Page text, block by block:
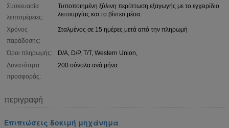
Συσκευασία
λεπτομέρειες:
Τυποποιημένη ξύλινη περίπτωση εξαγωγής με το εγχειρίδιο
λειτουργίας και το βίντεο μέσα.
Χρόνος
παράδοσης:
Σταλμένος σε 15 ημέρες μετά από την πληρωμή
Όροι πληρωμής:
D/A, D/P, T/T, Western Union,
Δυνατότητα
προσφοράς:
200 σύνολα ανά μήνα
περιγραφή
Επιπτώσεις δοκιμή μηχάνημα